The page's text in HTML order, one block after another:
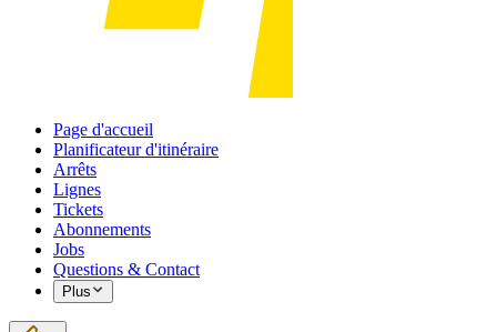
Page d'accueil
Planificateur d'itinéraire
Arrêts
Lignes
Tickets
Abonnements
Jobs
Questions & Contact
Plus